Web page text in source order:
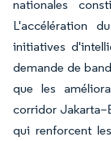
nationales
L'accélération
initiatives
demande de
que les
corridor
qui renforcent